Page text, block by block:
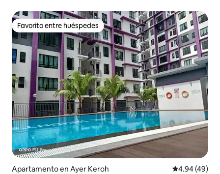
Favorito entre huéspedes
Favorito entre huéspedes
Apartamento en Ayer Keroh Calificación
4.94 (49)